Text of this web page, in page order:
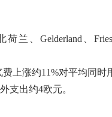
兰、Gelderland、
费上涨约11%对平均同时
支出约4欧元。